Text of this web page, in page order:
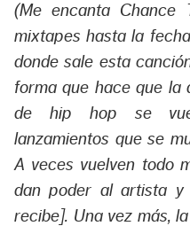
(Me encanta Chance
mixtapes hasta la
donde sale esta
forma que hace que la
de hip hop se
lanzamientos que se
A veces vuelven todo
dan poder al artista y
recibe]. Una vez más,